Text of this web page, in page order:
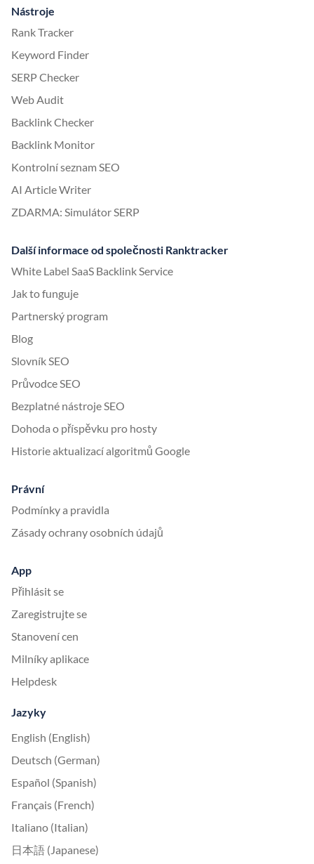
Nástroje
Rank Tracker
Keyword Finder
SERP Checker
Web Audit
Backlink Checker
Backlink Monitor
Kontrolní seznam SEO
AI Article Writer
ZDARMA: Simulátor SERP
Další informace od společnosti Ranktracker
White Label SaaS Backlink Service
Jak to funguje
Partnerský program
Blog
Slovník SEO
Průvodce SEO
Bezplatné nástroje SEO
Dohoda o příspěvku pro hosty
Historie aktualizací algoritmů Google
Právní
Podmínky a pravidla
Zásady ochrany osobních údajů
App
Přihlásit se
Zaregistrujte se
Stanovení cen
Milníky aplikace
Helpdesk
Jazyky
English (English)
Deutsch (German)
Español (Spanish)
Français (French)
Italiano (Italian)
日本語 (Japanese)